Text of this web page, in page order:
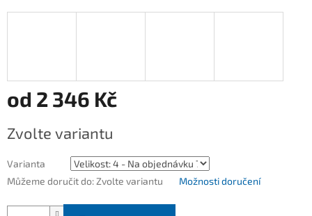
od 2 346 Kč
cena:
Zvolte variantu
Varianta
Můžeme doručit do: Zvolte variantu Možnosti doručení